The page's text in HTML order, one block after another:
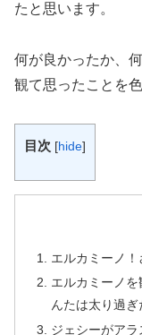
たと思います。
何が良かったか、
観て思ったことを
目次 [hide]
エルカミーノ
エルカミーノ
んたは太り過ぎ
ジェシーがア